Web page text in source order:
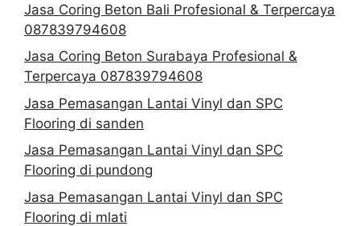
Jasa Coring Beton Bali Profesional & Terpercaya
087839794608
Jasa Coring Beton Surabaya Profesional &
Terpercaya 087839794608
Jasa Pemasangan Lantai Vinyl dan SPC
Flooring di sanden
Jasa Pemasangan Lantai Vinyl dan SPC
Flooring di pundong
Jasa Pemasangan Lantai Vinyl dan SPC
Flooring di mlati